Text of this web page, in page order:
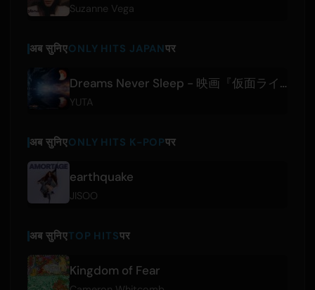
Suzanne Vega
अब सुनिएONLY HITS JAPANपर
Dreams Never Sleep - 映画『仮面ライダーゼッツ さよならのミッション』主題歌
YUTA
अब सुनिएONLY HITS K-POPपर
earthquake
JISOO
अब सुनिएTOP HITSपर
Kingdom of Fear